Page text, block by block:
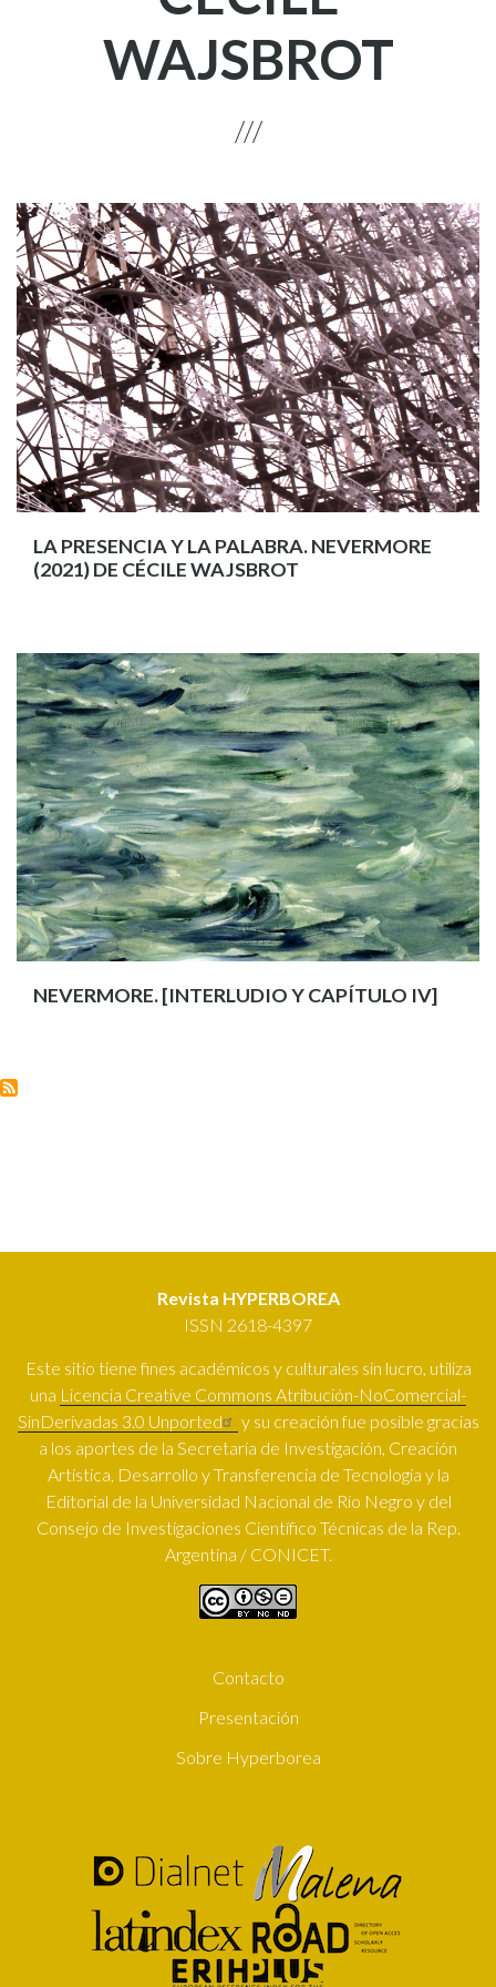
WAJSBROT
LA PRESENCIA Y LA PALABRA. NEVERMORE
(2021) DE CÉCILE WAJSBROT
NEVERMORE. [INTERLUDIO Y CAPÍTULO IV]
Revista HYPERBOREA
ISSN 2618-4397
Este sitio tiene fines académicos y culturales sin lucro, utiliza
una Licencia Creative Commons Atribución-NoComercial-
SinDerivadas 3.0 Unported
y su creación fue posible gracias
a los aportes de la Secretaría de Investigación, Creación
Artística, Desarrollo y Transferencia de Tecnología y la
Editorial de la Universidad Nacional de Río Negro y del
Consejo de Investigaciones Científico Técnicas de la Rep.
Argentina / CONICET.
SUBFOOTER
Contacto
Presentación
Sobre Hyperborea